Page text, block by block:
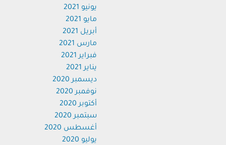
يونيو 2021
مايو 2021
أبريل 2021
مارس 2021
فبراير 2021
يناير 2021
ديسمبر 2020
نوفمبر 2020
أكتوبر 2020
سبتمبر 2020
أغسطس 2020
يوليو 2020